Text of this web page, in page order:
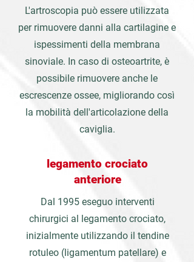
L'artroscopia può essere utilizzata
per rimuovere danni alla cartilagine e
ispessimenti della membrana
sinoviale. In caso di osteoartrite, è
possibile rimuovere anche le
escrescenze ossee, migliorando così
la mobilità dell'articolazione della
caviglia.
legamento crociato
anteriore
Dal 1995 eseguo interventi
chirurgici al legamento crociato,
inizialmente utilizzando il tendine
rotuleo (ligamentum patellare) e